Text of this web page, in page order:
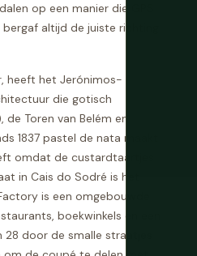
op een manier die GPS
altijd de juiste richting
heeft het Jerónimos-
die gotisch
Toren van Belém en
1837 pastel de nata maakt
omdat de custardtaartjes
in Cais do Sodré is het
is een omgebouwde
boekwinkels en een
door de smalle straatjes